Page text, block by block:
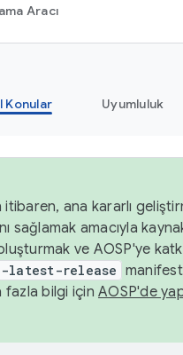
Aracı
Konular Uyumluluk
itibaren, ana kararlı
sağlamak amacıyla
ve AOSP'ye
latest-release
fazla bilgi için AOSP'de